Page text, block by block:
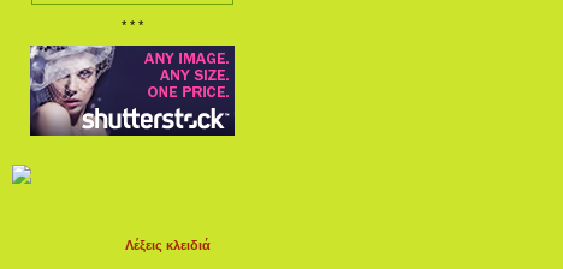
* * *
Λέξεις κλειδιά